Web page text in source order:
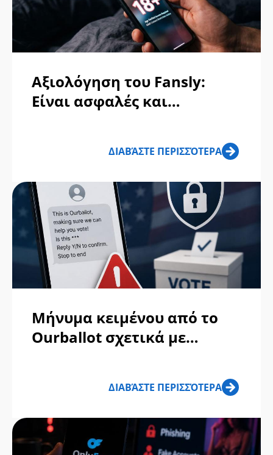
Αξιολόγηση του Fansly:
Είναι ασφαλές και
ΔΙΑΒΆΣΤΕ ΠΕΡΙΣΣΌΤΕΡΑ
Μήνυμα κειμένου από το
Ourballot σχετικά με
ΔΙΑΒΆΣΤΕ ΠΕΡΙΣΣΌΤΕΡΑ